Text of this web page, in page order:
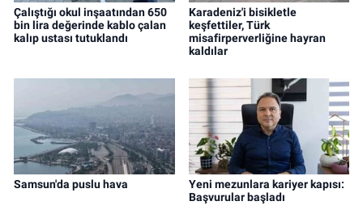
Çalıştığı okul inşaatından 650
bin lira değerinde kablo çalan
kalıp ustası tutuklandı
Karadeniz'i bisikletle
keşfettiler, Türk
misafirperverliğine hayran
kaldılar
Samsun'da puslu hava
Yeni mezunlara kariyer kapısı:
Başvurular başladı